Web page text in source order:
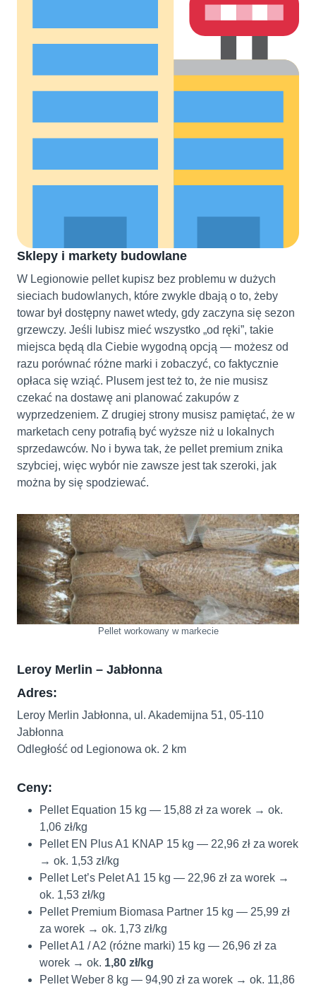
Sklepy i markety budowlane
W Legionowie pellet kupisz bez problemu w dużych
sieciach budowlanych, które zwykle dbają o to, żeby
towar był dostępny nawet wtedy, gdy zaczyna się sezon
grzewczy. Jeśli lubisz mieć wszystko „od ręki”, takie
miejsca będą dla Ciebie wygodną opcją — możesz od
razu porównać różne marki i zobaczyć, co faktycznie
opłaca się wziąć. Plusem jest też to, że nie musisz
czekać na dostawę ani planować zakupów z
wyprzedzeniem. Z drugiej strony musisz pamiętać, że w
marketach ceny potrafią być wyższe niż u lokalnych
sprzedawców. No i bywa tak, że pellet premium znika
szybciej, więc wybór nie zawsze jest tak szeroki, jak
można by się spodziewać.
Pellet workowany w markecie
Leroy Merlin – Jabłonna
Adres:
Leroy Merlin Jabłonna, ul. Akademijna 51, 05-110
Jabłonna
Odległość od Legionowa ok. 2 km
Ceny:
Pellet Equation 15 kg — 15,88 zł za worek → ok.
1,06 zł/kg
Pellet EN Plus A1 KNAP 15 kg — 22,96 zł za worek
→ ok. 1,53 zł/kg
Pellet Let’s Pelet A1 15 kg — 22,96 zł za worek →
ok. 1,53 zł/kg
Pellet Premium Biomasa Partner 15 kg — 25,99 zł
za worek → ok. 1,73 zł/kg
Pellet A1 / A2 (różne marki) 15 kg — 26,96 zł za
worek → ok. 1,80 zł/kg
Pellet Weber 8 kg — 94,90 zł za worek → ok. 11,86